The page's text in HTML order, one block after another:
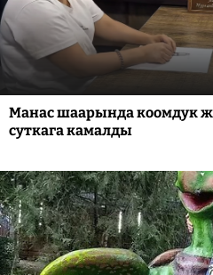
Манас шаарында коомдук
суткага камалды